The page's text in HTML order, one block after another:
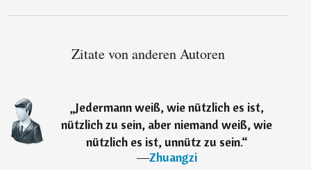
Zitate von anderen Autoren
„Jedermann weiß, wie nützlich es ist,
nützlich zu sein, aber niemand weiß, wie
nützlich es ist, unnütz zu sein.“
―Zhuangzi